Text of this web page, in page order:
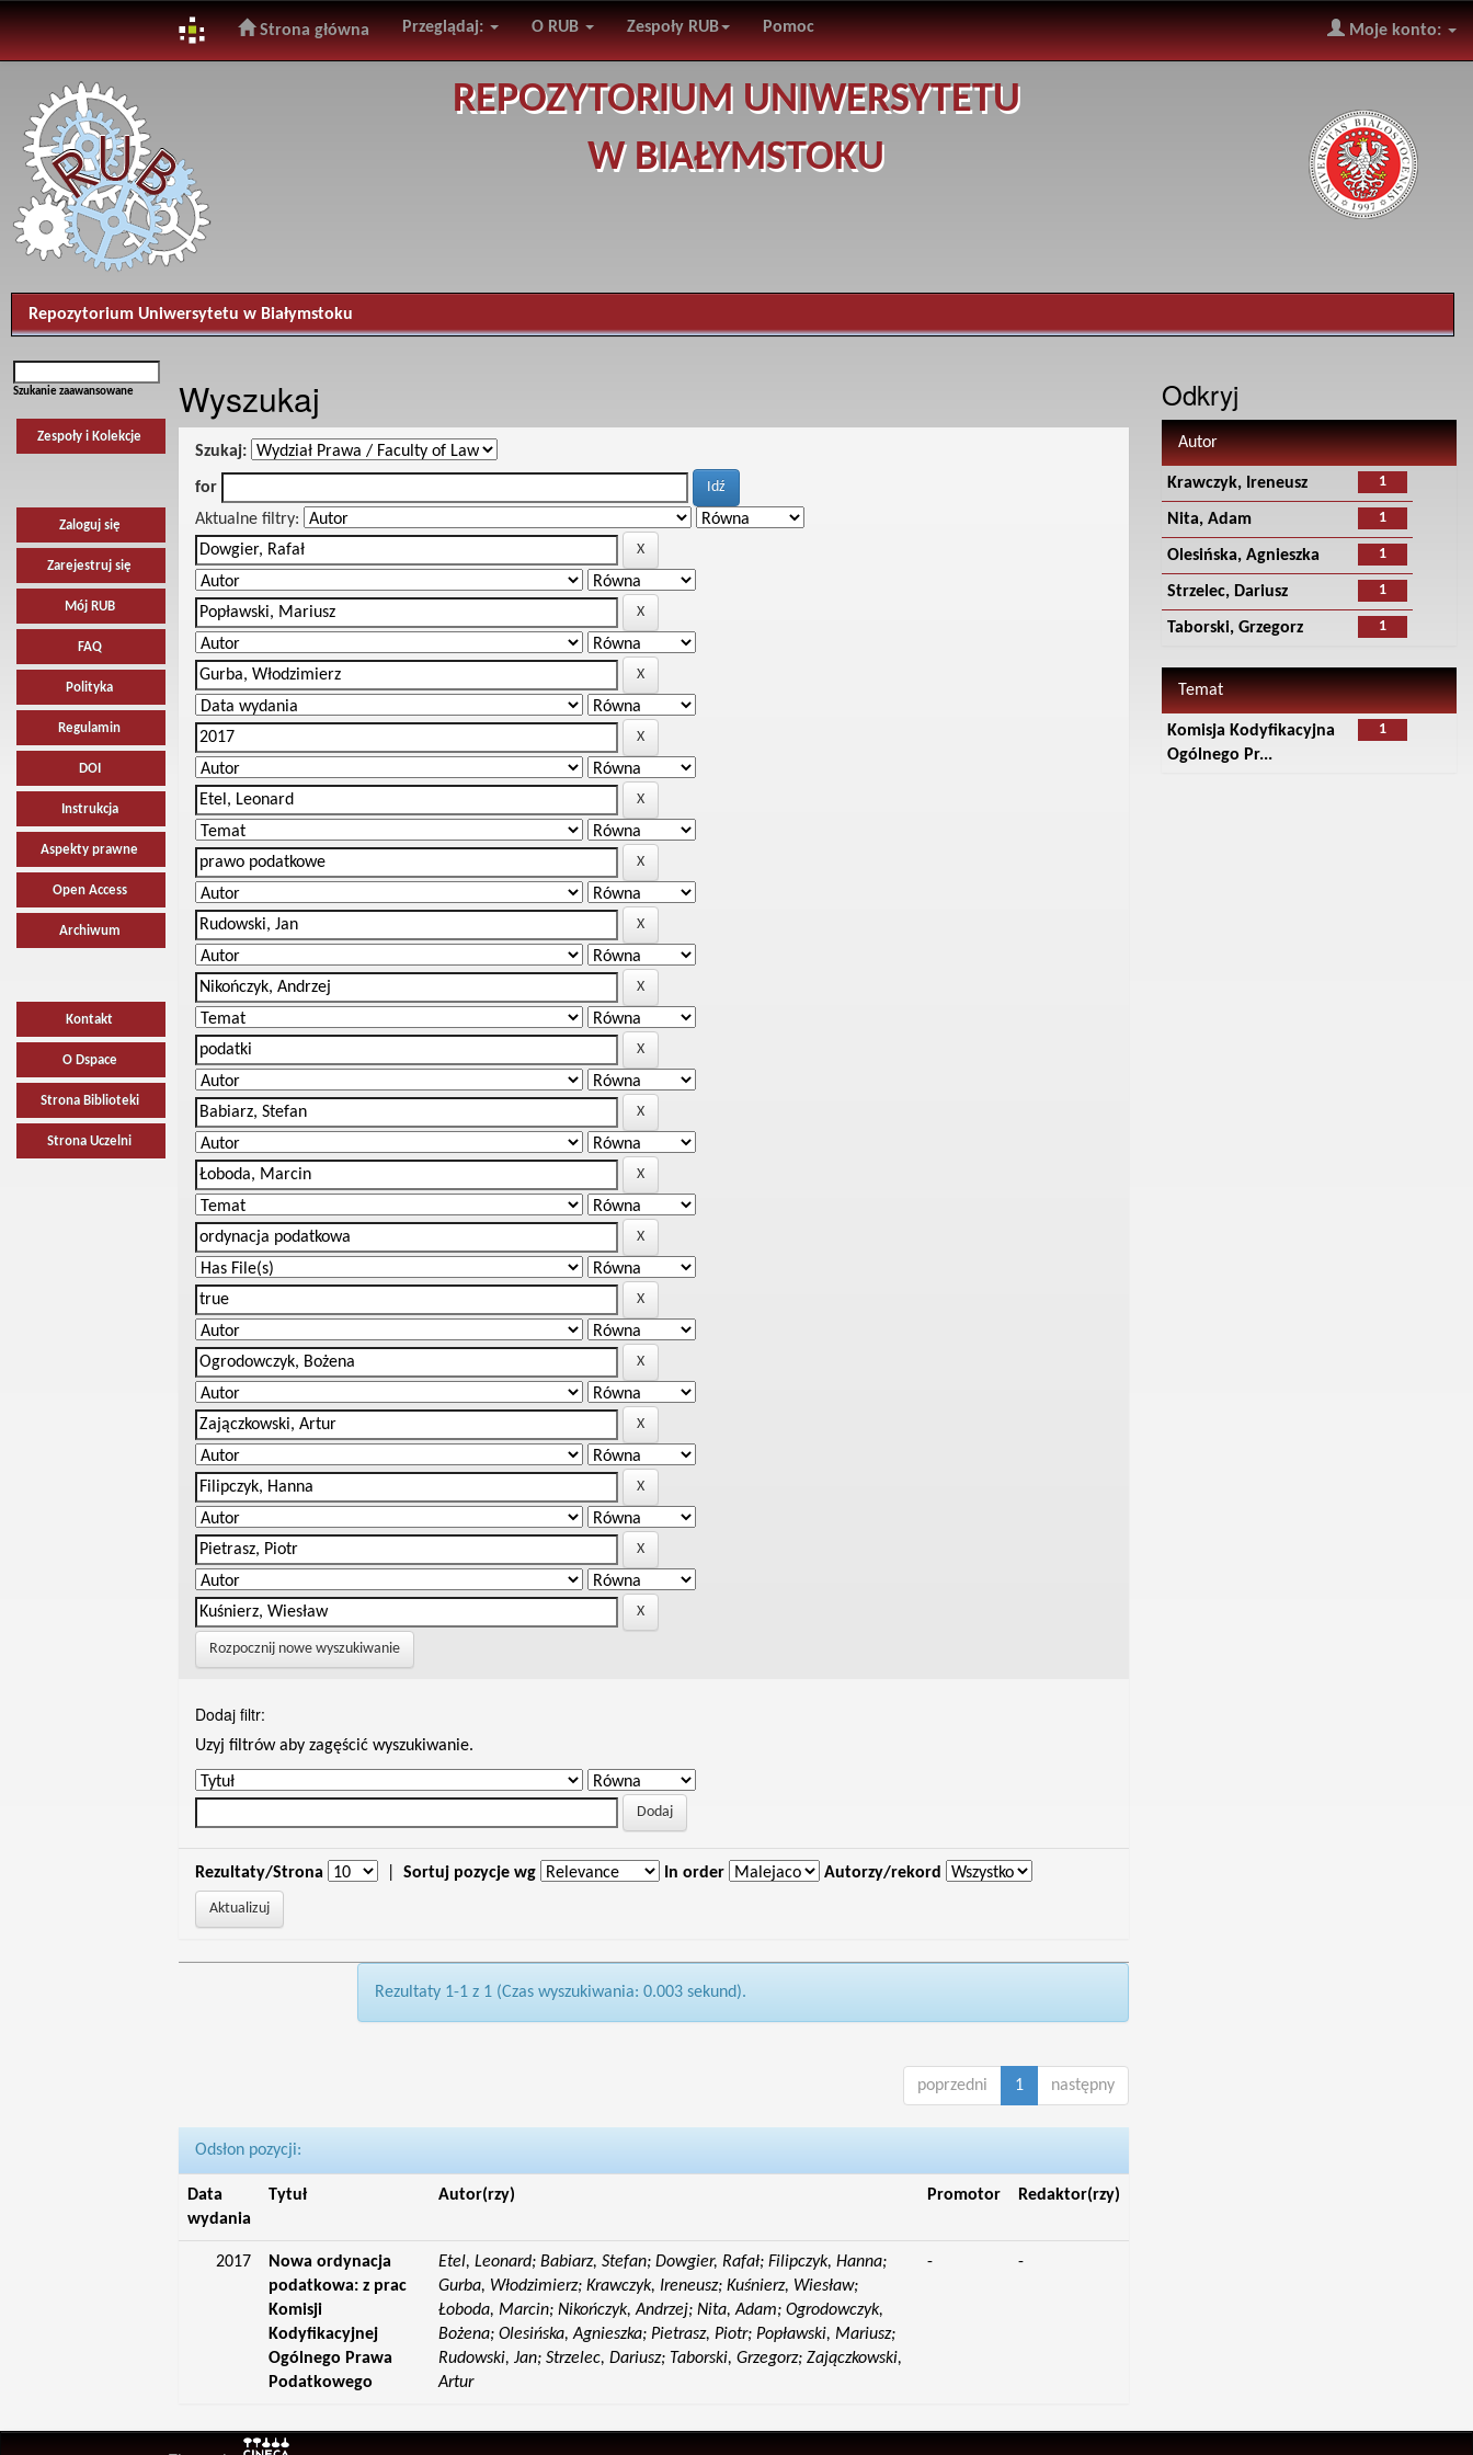
navigation
Strona główna Przeglądaj: O RUB Zespoły RUB Pomoc Moje konto:
REPOZYTORIUM UNIWERSYTETU
W BIAŁYMSTOKU
Repozytorium Uniwersytetu w Białymstoku
Szukanie zaawansowane
Zespoły i Kolekcje
Zaloguj się
Zarejestruj się
Mój RUB
FAQ
Polityka
Regulamin
DOI
Instrukcja
Aspekty prawne
Open Access
Archiwum
Kontakt
O Dspace
Strona Biblioteki
Strona Uczelni
Wyszukaj
Szukaj:
for
Aktualne filtry:
Rozpocznij nowe wyszukiwanie
Dodaj filtr:
Uzyj filtrów aby zagęścić wyszukiwanie.
Rezultaty/Strona Sortuj pozycje wg In order Autorzy/rekord
Rezultaty 1-1 z 1 (Czas wyszukiwania: 0.003 sekund).
poprzedni 1 następny
Odsłon pozycji:
Data
wydania
Tytuł Autor(rzy) Promotor Redaktor(rzy)
2017
Nowa ordynacja
podatkowa: z prac
Komisji
Kodyfikacyjnej
Ogólnego Prawa
Podatkowego
Etel, Leonard; Babiarz, Stefan; Dowgier, Rafał; Filipczyk, Hanna;
Gurba, Włodzimierz; Krawczyk, Ireneusz; Kuśnierz, Wiesław;
Łoboda, Marcin; Nikończyk, Andrzej; Nita, Adam; Ogrodowczyk,
Bożena; Olesińska, Agnieszka; Pietrasz, Piotr; Popławski, Mariusz;
Rudowski, Jan; Strzelec, Dariusz; Taborski, Grzegorz; Zajączkowski,
Artur
- -
Odkryj
Autor
1
Krawczyk, Ireneusz
1
Nita, Adam
1
Olesińska, Agnieszka
1
Strzelec, Dariusz
1
Taborski, Grzegorz
Temat
1
Komisja Kodyfikacyjna
Ogólnego Pr...